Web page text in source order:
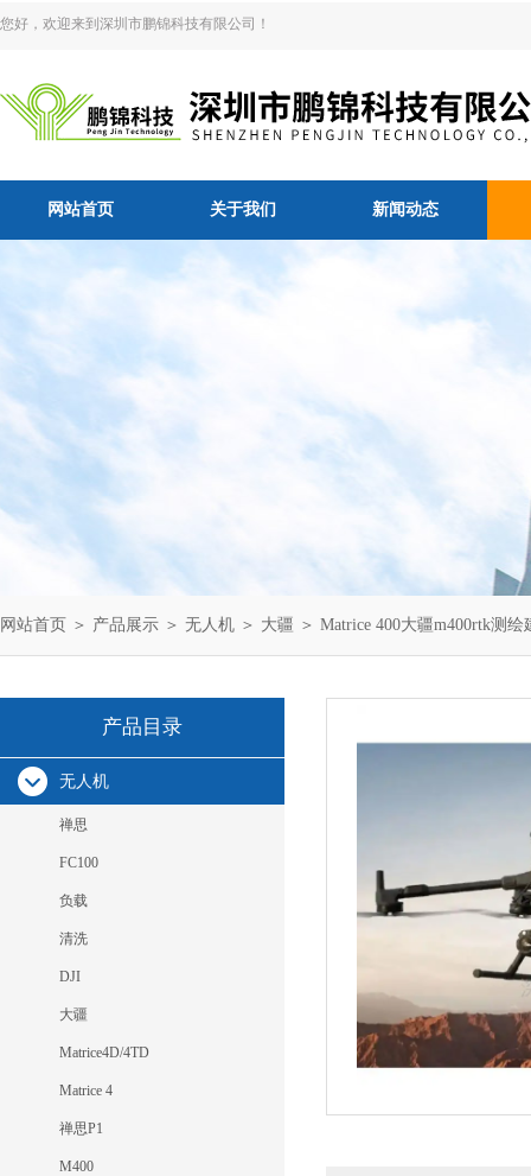
您好，欢迎来到深圳市鹏锦科技有限公司！
网站首页 关于我们 新闻动态
网站首页 ＞ 产品展示 ＞ 无人机 ＞ 大疆 ＞ Matrice 400大疆m400rtk测
产品目录
无人机
禅思
FC100
负载
清洗
DJI
大疆
Matrice4D/4TD
Matrice 4
禅思P1
M400